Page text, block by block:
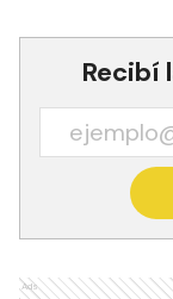
Recibí
Ads